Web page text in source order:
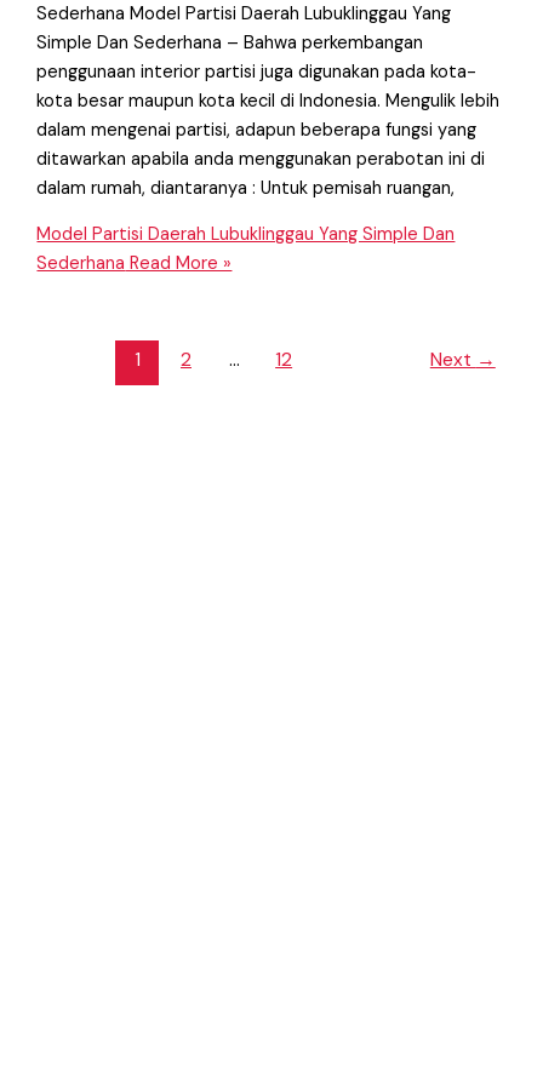
Sederhana Model Partisi Daerah Lubuklinggau Yang
Simple Dan Sederhana – Bahwa perkembangan
penggunaan interior partisi juga digunakan pada kota-
kota besar maupun kota kecil di Indonesia. Mengulik lebih
dalam mengenai partisi, adapun beberapa fungsi yang
ditawarkan apabila anda menggunakan perabotan ini di
dalam rumah, diantaranya : Untuk pemisah ruangan,
Model Partisi Daerah Lubuklinggau Yang Simple Dan
Sederhana Read More »
1 2 … 12 Next →